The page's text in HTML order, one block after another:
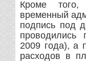
Кроме того,
временный
подпись под
проводились
2009 года), а
расходов в